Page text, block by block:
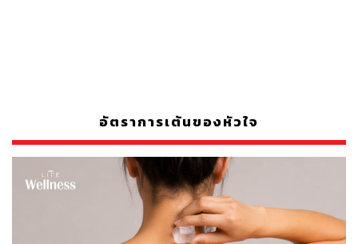
อัตราการเต้นของหัวใจ